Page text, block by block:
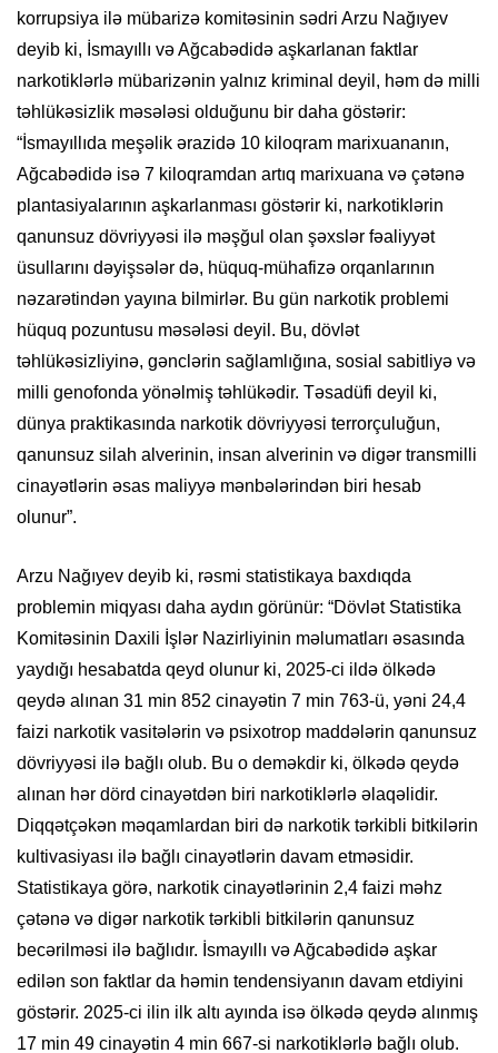
korrupsiya ilə mübarizə komitəsinin sədri Arzu Nağıyev
deyib ki, İsmayıllı və Ağcabədidə aşkarlanan faktlar
narkotiklərlə mübarizənin yalnız kriminal deyil, həm də milli
təhlükəsizlik məsələsi olduğunu bir daha göstərir:
“İsmayıllıda meşəlik ərazidə 10 kiloqram marixuananın,
Ağcabədidə isə 7 kiloqramdan artıq marixuana və çətənə
plantasiyalarının aşkarlanması göstərir ki, narkotiklərin
qanunsuz dövriyyəsi ilə məşğul olan şəxslər fəaliyyət
üsullarını dəyişsələr də, hüquq-mühafizə orqanlarının
nəzarətindən yayına bilmirlər. Bu gün narkotik problemi
hüquq pozuntusu məsələsi deyil. Bu, dövlət
təhlükəsizliyinə, gənclərin sağlamlığına, sosial sabitliyə və
milli genofonda yönəlmiş təhlükədir. Təsadüfi deyil ki,
dünya praktikasında narkotik dövriyyəsi terrorçuluğun,
qanunsuz silah alverinin, insan alverinin və digər transmilli
cinayətlərin əsas maliyyə mənbələrindən biri hesab
olunur”.
Arzu Nağıyev deyib ki, rəsmi statistikaya baxdıqda
problemin miqyası daha aydın görünür: “Dövlət Statistika
Komitəsinin Daxili İşlər Nazirliyinin məlumatları əsasında
yaydığı hesabatda qeyd olunur ki, 2025-ci ildə ölkədə
qeydə alınan 31 min 852 cinayətin 7 min 763-ü, yəni 24,4
faizi narkotik vasitələrin və psixotrop maddələrin qanunsuz
dövriyyəsi ilə bağlı olub. Bu o deməkdir ki, ölkədə qeydə
alınan hər dörd cinayətdən biri narkotiklərlə əlaqəlidir.
Diqqətçəkən məqamlardan biri də narkotik tərkibli bitkilərin
kultivasiyası ilə bağlı cinayətlərin davam etməsidir.
Statistikaya görə, narkotik cinayətlərinin 2,4 faizi məhz
çətənə və digər narkotik tərkibli bitkilərin qanunsuz
becərilməsi ilə bağlıdır. İsmayıllı və Ağcabədidə aşkar
edilən son faktlar da həmin tendensiyanın davam etdiyini
göstərir. 2025-ci ilin ilk altı ayında isə ölkədə qeydə alınmış
17 min 49 cinayətin 4 min 667-si narkotiklərlə bağlı olub.